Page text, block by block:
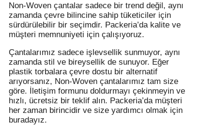
Non-Woven çantalar sadece bir trend değil, aynı
zamanda çevre bilincine sahip tüketiciler için
sürdürülebilir bir seçimdir. Packeria’da kalite ve
müşteri memnuniyeti için çalışıyoruz.
Çantalarımız sadece işlevsellik sunmuyor, aynı
zamanda stil ve bireysellik de sunuyor. Eğer
plastik torbalara çevre dostu bir alternatif
arıyorsanız, Non-Woven çantalarımız tam size
göre. İletişim formunu doldurmayı çekinmeyin ve
hızlı, ücretsiz bir teklif alın. Packeria’da müşteri
her zaman birincidir ve size yardımcı olmak için
buradayız.